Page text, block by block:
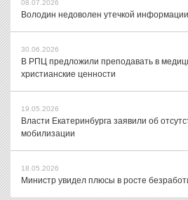
08.07.2026
Володин недоволен утечкой
30.06.2026
В РПЦ предложили преподавать в
христианские ценности
19.05.2026
Власти Екатеринбурга заявили об
мобилизации
18.05.2026
Министр увидел плюсы в росте